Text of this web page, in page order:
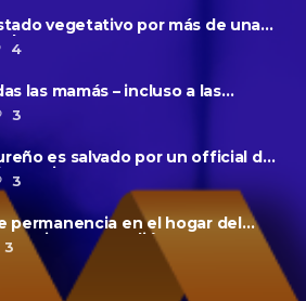
vegetativo por más de una
luz en un ......
4
las mamás – incluso a las
......
3
es salvado por un official de
3
permanencia en el hogar del
Harris se extendió......
3